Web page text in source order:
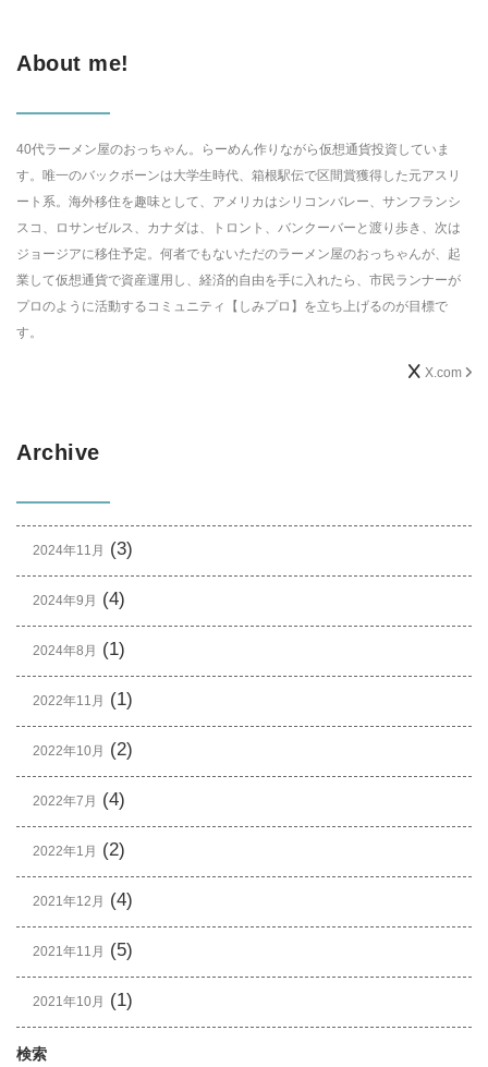
About me!
40代ラーメン屋のおっちゃん。らーめん作りながら仮想通貨投資していま
す。唯一のバックボーンは大学生時代、箱根駅伝で区間賞獲得した元アスリ
ート系。海外移住を趣味として、アメリカはシリコンバレー、サンフランシ
スコ、ロサンゼルス、カナダは、トロント、バンクーバーと渡り歩き、次は
ジョージアに移住予定。何者でもないただのラーメン屋のおっちゃんが、起
業して仮想通貨で資産運用し、経済的自由を手に入れたら、市民ランナーが
プロのように活動するコミュニティ【しみプロ】を立ち上げるのが目標で
す。
X.com
Archive
2024年11月 (3)
2024年9月 (4)
2024年8月 (1)
2022年11月 (1)
2022年10月 (2)
2022年7月 (4)
2022年1月 (2)
2021年12月 (4)
2021年11月 (5)
2021年10月 (1)
検索